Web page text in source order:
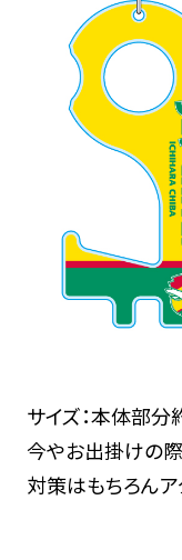
サイズ：本体部
今やお出掛けの
対策はもちろん